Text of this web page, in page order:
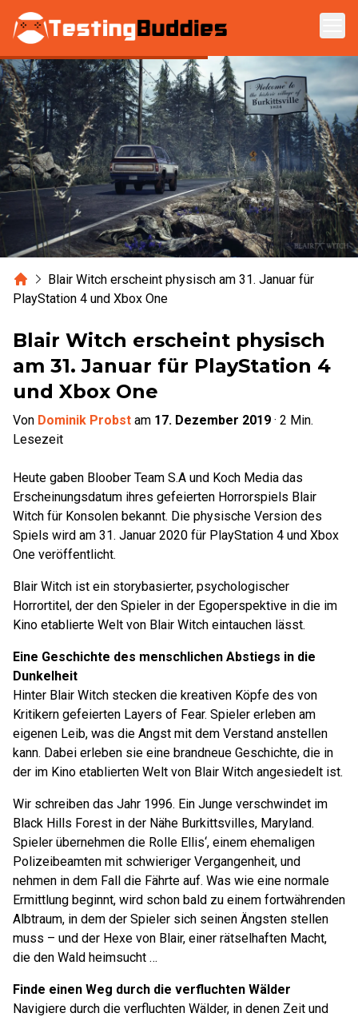
Zum Hauptinhalt springen
HomeBlair Witch erscheint physisch am 31. Januar für
PlayStation 4 und Xbox One
Blair Witch erscheint physisch
am 31. Januar für PlayStation 4
und Xbox One
Von Dominik Probst am 17. Dezember 2019 · 2 Min.
Lesezeit
Heute gaben Bloober Team S.A und Koch Media das
Erscheinungsdatum ihres gefeierten Horrorspiels Blair
Witch für Konsolen bekannt. Die physische Version des
Spiels wird am 31. Januar 2020 für PlayStation 4 und Xbox
One veröffentlicht.
Blair Witch ist ein storybasierter, psychologischer
Horrortitel, der den Spieler in der Egoperspektive in die im
Kino etablierte Welt von Blair Witch eintauchen lässt.
Eine Geschichte des menschlichen Abstiegs in die
Dunkelheit
Hinter Blair Witch stecken die kreativen Köpfe des von
Kritikern gefeierten Layers of Fear. Spieler erleben am
eigenen Leib, was die Angst mit dem Verstand anstellen
kann. Dabei erleben sie eine brandneue Geschichte, die in
der im Kino etablierten Welt von Blair Witch angesiedelt ist.
Wir schreiben das Jahr 1996. Ein Junge verschwindet im
Black Hills Forest in der Nähe Burkittsvilles, Maryland.
Spieler übernehmen die Rolle Ellis‘, einem ehemaligen
Polizeibeamten mit schwieriger Vergangenheit, und
nehmen in dem Fall die Fährte auf. Was wie eine normale
Ermittlung beginnt, wird schon bald zu einem fortwährenden
Albtraum, in dem der Spieler sich seinen Ängsten stellen
muss – und der Hexe von Blair, einer rätselhaften Macht,
die den Wald heimsucht …
Finde einen Weg durch die verfluchten Wälder
Navigiere durch die verfluchten Wälder, in denen Zeit und